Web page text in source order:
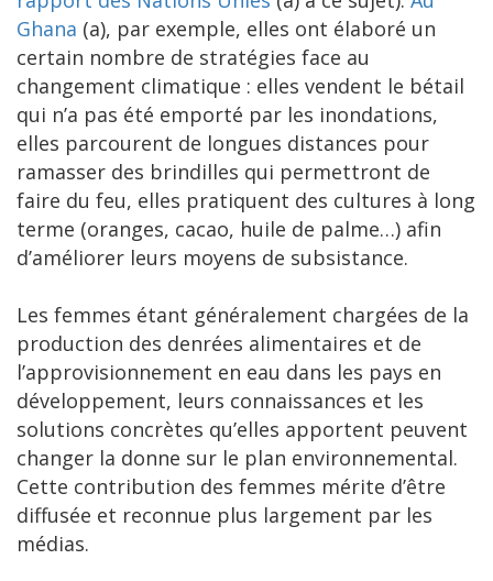
Ghana (a), par exemple, elles ont élaboré un
certain nombre de stratégies face au
changement climatique : elles vendent le bétail
qui n’a pas été emporté par les inondations,
elles parcourent de longues distances pour
ramasser des brindilles qui permettront de
faire du feu, elles pratiquent des cultures à long
terme (oranges, cacao, huile de palme…) afin
d’améliorer leurs moyens de subsistance.
Les femmes étant généralement chargées de la
production des denrées alimentaires et de
l’approvisionnement en eau dans les pays en
développement, leurs connaissances et les
solutions concrètes qu’elles apportent peuvent
changer la donne sur le plan environnemental.
Cette contribution des femmes mérite d’être
diffusée et reconnue plus largement par les
médias.